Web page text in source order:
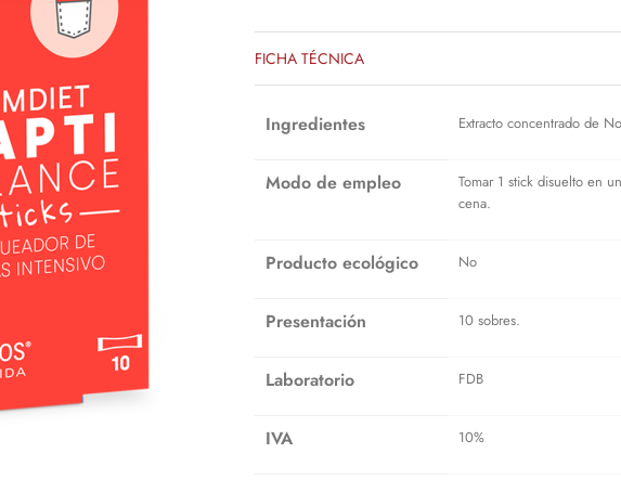
FICHA TÉCNICA
Ingredientes Extracto concentrado de
Modo de empleo
Tomar 1 stick disuelto en
cena.
Producto ecológico No
Presentación 10 sobres.
Laboratorio FDB
IVA 10%